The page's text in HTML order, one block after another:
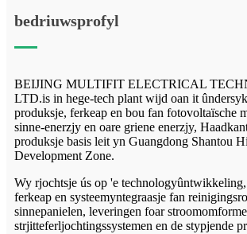
bedriuwsprofyl
BEIJING MULTIFIT ELECTRICAL
LTD.is in hege-tech plant wijd oan it
produksje, ferkeap en bou fan fotovoltaïsche
sinne-enerzjy en oare griene enerzjy,
produksje basis leit yn Guangdong Shantou
Development Zone.
Wy rjochtsje ús op 'e
ferkeap en systeemyntegraasje fan
sinnepanielen, leveringen foar
strjitteferljochtingssystemen en de stypjende